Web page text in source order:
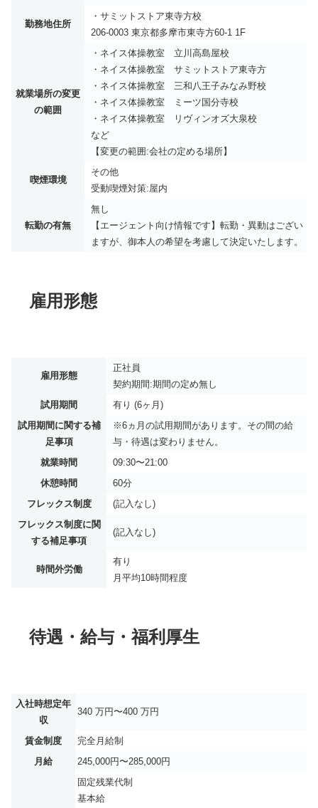
勤務地住所
・サミットストア東寺方校
206-0003 東京都多摩市東寺方60-1 1F
就業場所の変更
の範囲
・ネイス体操教室 立川高島屋校
・ネイス体操教室 サミットストア東寺方
・ネイス体操教室 三和八王子みなみ野校
・ネイス体操教室 ミーツ国分寺校
・ネイス体操教室 リヴィンオズ大泉校
など
【変更の範囲:会社の定める場所】
喫煙環境
その他
受動喫煙対策:屋内
転勤の有無
無し
【エージェント向け情報です】転勤・異動はござい
ますが、御本人の希望を考慮して決定いたします。
雇用形態
雇用形態
正社員
契約期間:期間の定め無し
試用期間
有り (6ヶ月)
試用期間に関する補
足事項
※6ヵ月の試用期間があります。その間の給
与・待遇は変わりません。
就業時間
09:30〜21:00
休憩時間
60分
フレックス制度
(記入なし)
フレックス制度に関
する補足事項
(記入なし)
時間外労働
有り
月平均10時間程度
待遇・給与・福利厚生
入社時想定年
収
340 万円〜400 万円
賃金制度
完全月給制
月給
245,000円〜285,000円
固定残業代制
基本給